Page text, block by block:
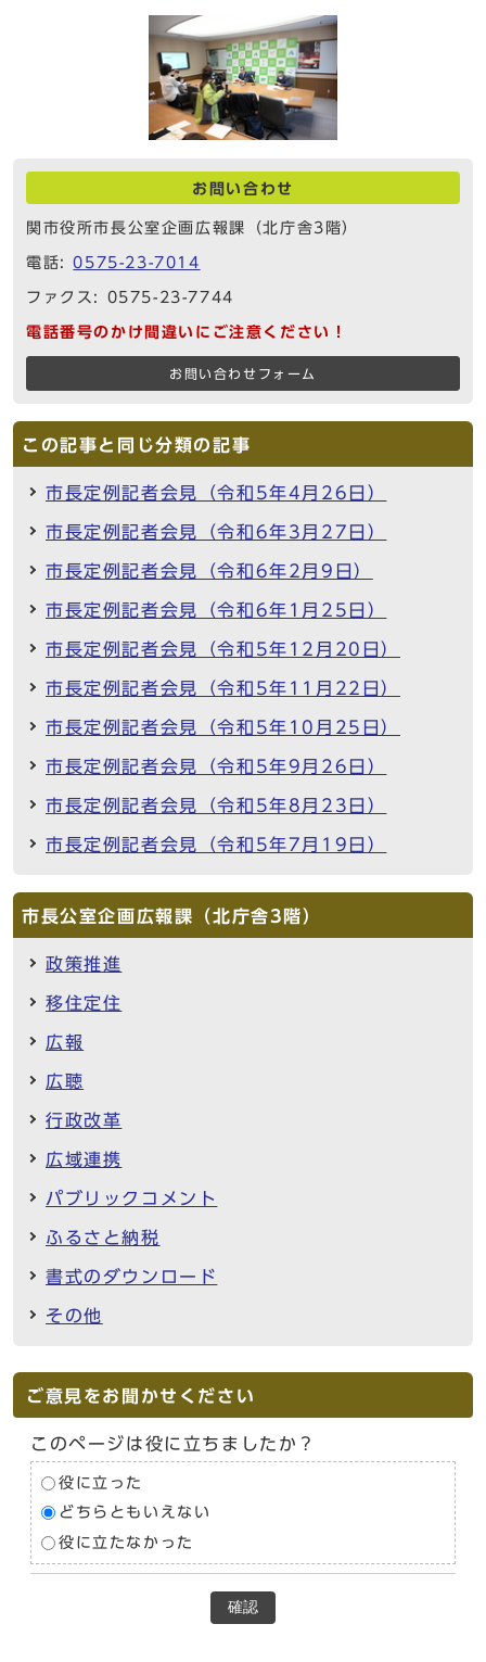
お問い合わせ
関市役所市長公室企画広報課（北庁舎3階）
電話:0575-23-7014
ファクス: 0575-23-7744
電話番号のかけ間違いにご注意ください！
お問い合わせフォーム
この記事と同じ分類の記事
市長定例記者会見（令和5年4月26日）
市長定例記者会見（令和6年3月27日）
市長定例記者会見（令和6年2月9日）
市長定例記者会見（令和6年1月25日）
市長定例記者会見（令和5年12月20日）
市長定例記者会見（令和5年11月22日）
市長定例記者会見（令和5年10月25日）
市長定例記者会見（令和5年9月26日）
市長定例記者会見（令和5年8月23日）
市長定例記者会見（令和5年7月19日）
市長公室企画広報課（北庁舎3階）
政策推進
移住定住
広報
広聴
行政改革
広域連携
パブリックコメント
ふるさと納税
書式のダウンロード
その他
ご意見をお聞かせください
このページは役に立ちましたか？
役に立った
どちらともいえない
役に立たなかった
確認